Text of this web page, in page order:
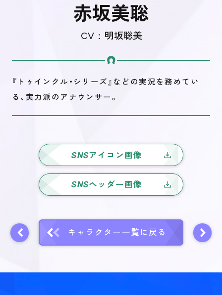
赤坂美聡
CV： 明坂聡美
『トゥインクル・シリーズ』などの実況を務めてい
る、実力派のアナウンサー。
SNSアイコン画像
SNSヘッダー画像
キャラクター一覧に戻る